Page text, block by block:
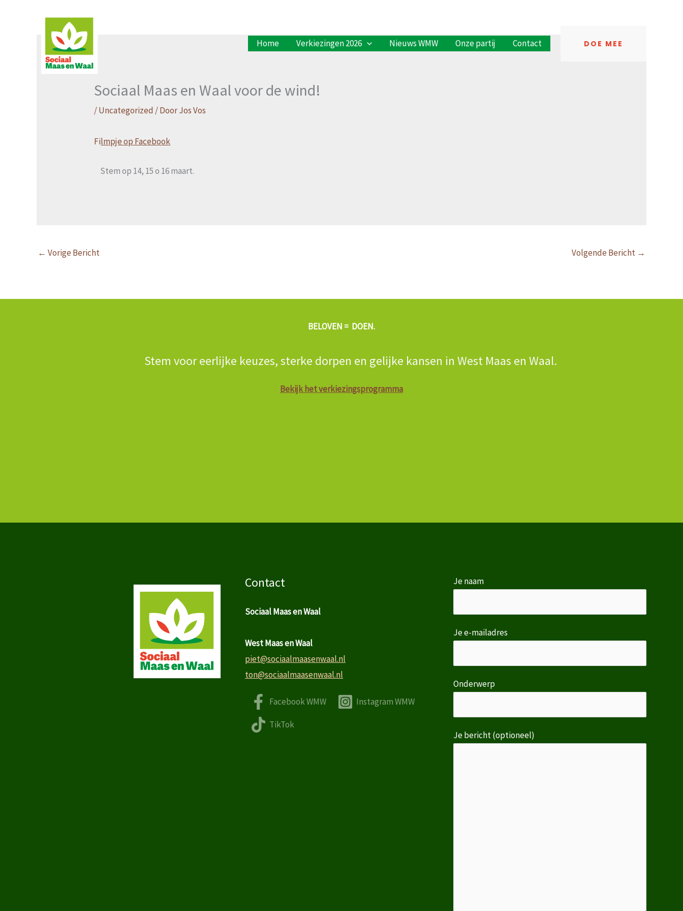
Home Verkiezingen 2026 Nieuws WMW Onze partij Contact DOE MEE
Sociaal Maas en Waal voor de wind!
/Uncategorized / DoorJos Vos
Filmpje op Facebook
Stem op 14, 15 o 16 maart.
← Vorige Bericht Volgende Bericht →
BELOVEN = DOEN.
Stem voor eerlijke keuzes, sterke dorpen en gelijke kansen in West Maas en Waal.
Bekijk het verkiezingsprogramma
Contact
Sociaal Maas en Waal
West Maas en Waal
piet@sociaalmaasenwaal.nl
ton@sociaalmaasenwaal.nl
Facebook WMW Instagram WMW
TikTok
Je naam
Je e-mailadres
Onderwerp
Je bericht (optioneel)